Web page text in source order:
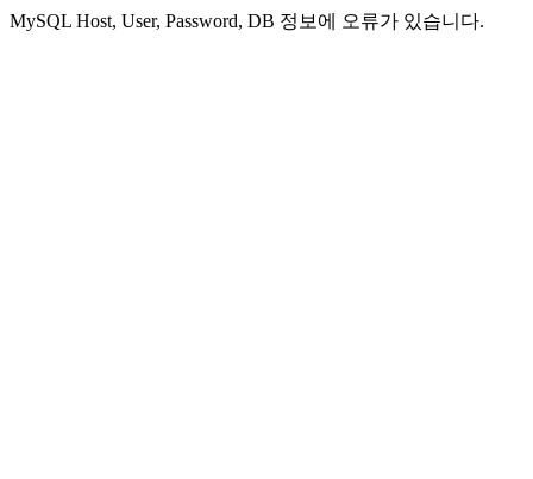
MySQL Host, User, Password, DB 정보에 오류가 있습니다.